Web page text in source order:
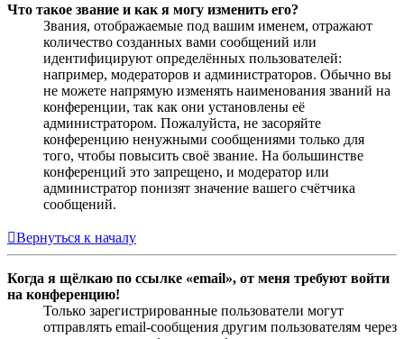
Что такое звание и как я могу изменить его?
Звания, отображаемые под вашим именем, отражают
количество созданных вами сообщений или
идентифицируют определённых пользователей:
например, модераторов и администраторов. Обычно вы
не можете напрямую изменять наименования званий на
конференции, так как они установлены её
администратором. Пожалуйста, не засоряйте
конференцию ненужными сообщениями только для
того, чтобы повысить своё звание. На большинстве
конференций это запрещено, и модератор или
администратор понизят значение вашего счётчика
сообщений.
Вернуться к началу
Когда я щёлкаю по ссылке «email», от меня требуют войти
на конференцию!
Только зарегистрированные пользователи могут
отправлять email-сообщения другим пользователям через